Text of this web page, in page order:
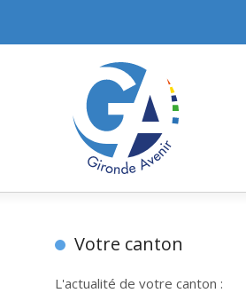
Votre canton
L'actualité de votre canton :